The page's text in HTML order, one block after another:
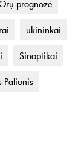
prognozė
ūkininkai
Sinoptikai
Palionis